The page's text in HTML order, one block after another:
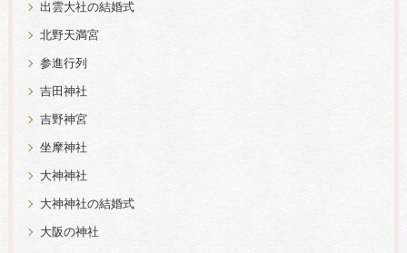
出雲大社の結婚式
北野天満宮
参進行列
吉田神社
吉野神宮
坐摩神社
大神神社
大神神社の結婚式
大阪の神社